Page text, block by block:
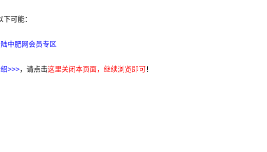
可能：
中肥网会员专区
>>>，请点击这里关闭本页面，继续浏览即可！